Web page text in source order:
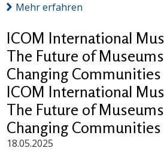
Mehr erfahren
ICOM International
The Future of
Changing Communities
ICOM International
The Future of
Changing Communities
18.05.2025